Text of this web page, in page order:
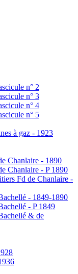
n° 2
n° 3
n° 4
n° 5
à gaz - 1923
Chanlaire - 1890
Chanlaire - P 1890
Fd de Chanlaire -
- 1849-1890
- P 1849
& de